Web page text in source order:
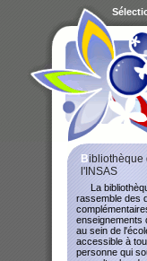
Bibliothèque de
l'INSAS
La
rassemble des
enseignements
au sein de
accessible à
personne qui